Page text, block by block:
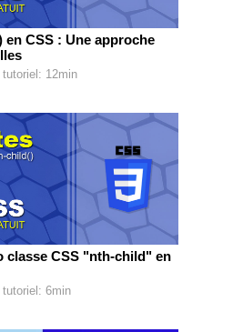
CSS : Une approche
12min
classe CSS "nth-child" en
tutoriel: 6min